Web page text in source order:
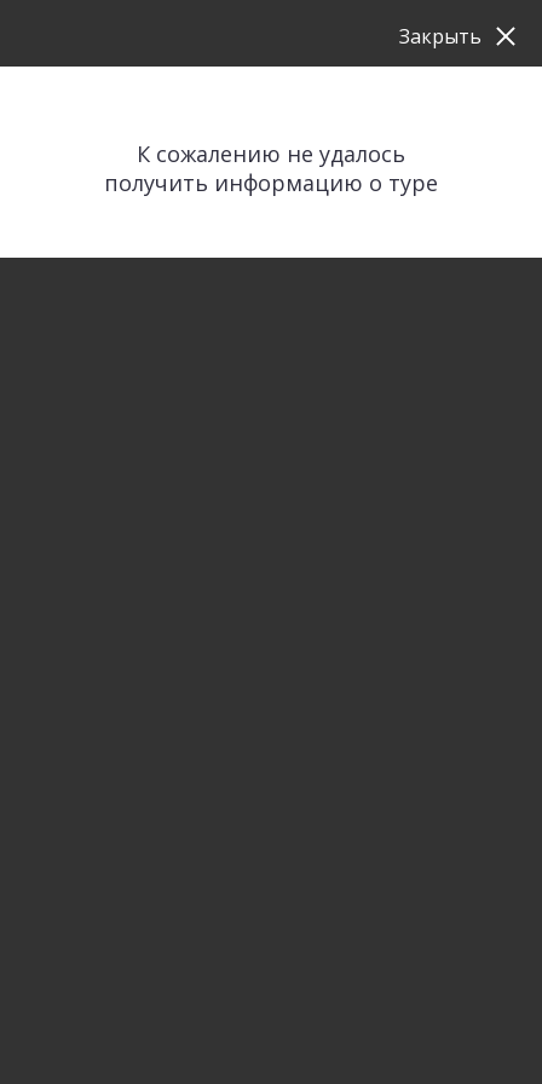
К сожалению не удалось
получить информацию о туре
Закрыть